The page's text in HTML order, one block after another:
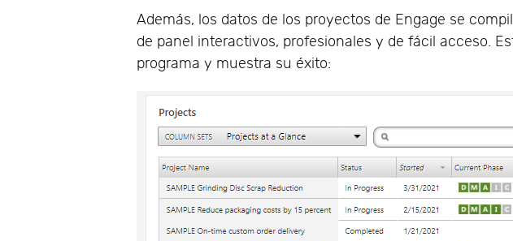
Además, los datos de los proyectos de Engage se
de panel interactivos, profesionales y de fácil acceso.
programa y muestra su éxito: